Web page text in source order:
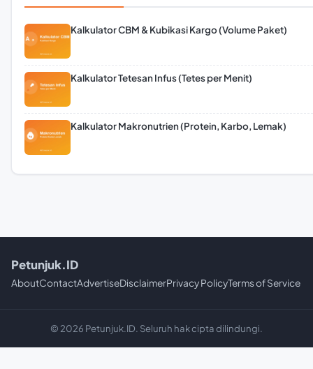
Kalkulator CBM & Kubikasi Kargo (Volume Paket)
Kalkulator Tetesan Infus (Tetes per Menit)
Kalkulator Makronutrien (Protein, Karbo, Lemak)
Petunjuk.ID
AboutContactAdvertiseDisclaimerPrivacy PolicyTerms of Service
© 2026 Petunjuk.ID. Seluruh hak cipta dilindungi.